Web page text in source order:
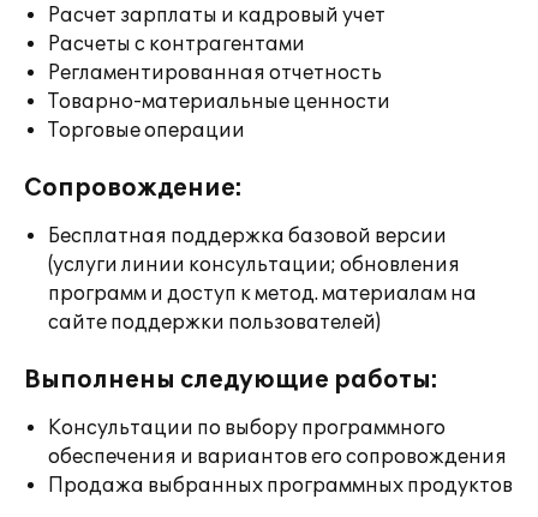
Расчет зарплаты и кадровый учет
Расчеты с контрагентами
Регламентированная отчетность
Товарно-материальные ценности
Торговые операции
Сопровождение:
Бесплатная поддержка базовой версии
(услуги линии консультации; обновления
программ и доступ к метод. материалам на
сайте поддержки пользователей)
Выполнены следующие работы:
Консультации по выбору программного
обеспечения и вариантов его сопровождения
Продажа выбранных программных продуктов